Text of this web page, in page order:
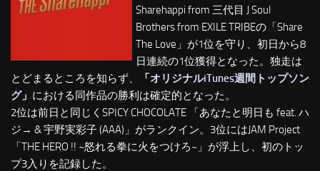
Sharehappi from 三代目 J Soul
Brothers from EXILE TRIBEの「Share
The Love」が1位を守り、初日から8
日連続の1位獲得となった。独走は
とどまるところを知らず、
「オリジナルiTunes週間トップソン
グ」 における同作品の勝利は確定的となった。
2位は前日と同じくSPICY CHOCOLATE 「あなたと明日も feat. ハ
ジ→ & 宇野実彩子 (AAA)」がランクイン。3位にはJAM Project
「THE HERO !! ~怒れる拳に火をつけろ~」が浮上し、初のトッ
プ3入りを記録した。